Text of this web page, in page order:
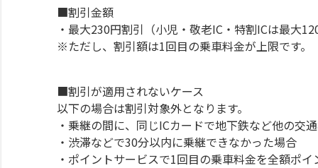
■割引金額
・最大230円割引（小児・敬老IC・特割ICは最大
※ただし、割引額は1回目の乗車料金が上限です。
■割引が適用されないケース
以下の場合は割引対象外となります。
・乗継の間に、同じICカードで地下鉄など他の交
・渋滞などで30分以内に乗継できなかった場合
・ポイントサービスで1回目の乗車料金を全額ポ